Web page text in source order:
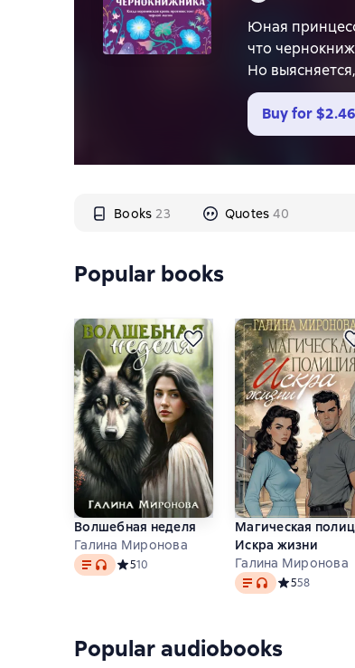
Юная
что
Но
Кому же
местным
«Гризельда
Buy for$2.46
Books 23 Quotes 40
Popular books
Волшебная неделя
Галина Миронова
Text, audio format available
Средний рейтинг 5 на основе 10 оценок
510
Магическая
Искра жизни
Галина Миронова
Text, audio format
Средний
558
Popular audiobooks